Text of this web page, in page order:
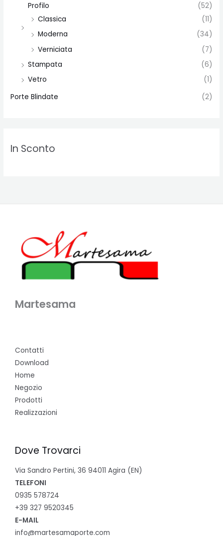
Profilo
(52)
Classica
(11)
Moderna
(34)
Verniciata
(7)
Stampata
(6)
Vetro
(1)
Porte Blindate
(2)
In Sconto
Martesama
Contatti
Download
Home
Negozio
Prodotti
Realizzazioni
Dove Trovarci
Via Sandro Pertini, 36 94011 Agira (EN)
TELEFONI
0935 578724
+39 327 9520345
E-MAIL
info@martesamaporte.com